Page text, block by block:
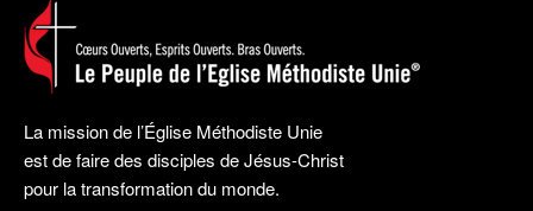
La mission de l’Église Méthodiste Unie
est de faire des disciples de Jésus-Christ
pour la transformation du monde.